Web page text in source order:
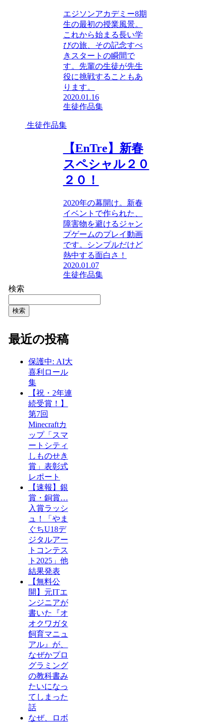
エジソンアカデミー8期
生の最初の授業風景。
これから始まる長い学
びの旅、その記念すべ
きスタートの瞬間で
す。先輩の生徒が先生
役に挑戦することもあ
ります。
2020.01.16
生徒作品集
生徒作品集
【EnTre】新春
スペシャル２０
２０！
2020年の幕開け。新春
イベントで作られた、
障害物を避けるジャン
プゲームのプレイ動画
です。シンプルだけど
熱中する面白さ！
2020.01.07
生徒作品集
検索
検索
最近の投稿
保護中: AI大
喜利ロール
集
【祝・2年連
続受賞！】
第7回
Minecraftカ
ップ「スマ
ートシティ
しものせき
賞」表彰式
レポート
【速報】銀
賞・銅賞…
入賞ラッシ
ュ！「やま
ぐちU18デ
ジタルアー
トコンテス
ト2025」他
結果発表
【無料公
開】元ITエ
ンジニアが
書いた『オ
オクワガタ
飼育マニュ
アル』が、
なぜかプロ
グラミング
の教科書み
たいになっ
てしまった
話
なぜ、ロボ